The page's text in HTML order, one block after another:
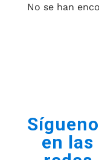
No se han
en las